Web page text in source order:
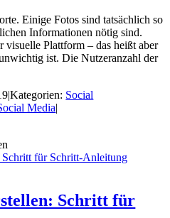
Einige Fotos sind tatsächlich so
Informationen nötig sind.
visuelle Plattform – das heißt aber
ist. Die Nutzeranzahl der
|Kategorien: Social
Media|
Schritt für Schritt-Anleitung
Schritt für